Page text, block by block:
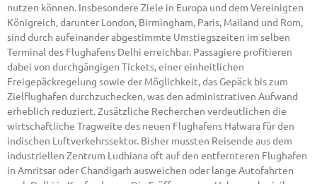
nutzen können. Insbesondere Ziele in Europa und dem Vereinigten
Königreich, darunter London, Birmingham, Paris, Mailand und Rom,
sind durch aufeinander abgestimmte Umstiegszeiten im selben
Terminal des Flughafens Delhi erreichbar. Passagiere profitieren
dabei von durchgängigen Tickets, einer einheitlichen
Freigepäckregelung sowie der Möglichkeit, das Gepäck bis zum
Zielflughafen durchzuchecken, was den administrativen Aufwand
erheblich reduziert. Zusätzliche Recherchen verdeutlichen die
wirtschaftliche Tragweite des neuen Flughafens Halwara für den
indischen Luftverkehrssektor. Bisher mussten Reisende aus dem
industriellen Zentrum Ludhiana oft auf den entfernteren Flughafen
in Amritsar oder Chandigarh ausweichen oder lange Autofahrten